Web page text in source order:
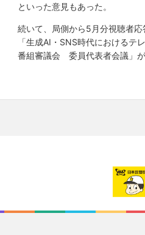
といった意見もあった。
続いて、局側から5月分視聴者
「生成AI・SNS時代における
番組審議会 委員代表者会議」が